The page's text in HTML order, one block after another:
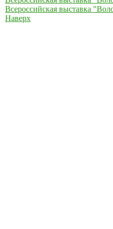
Всероссийская выставка
Наверх